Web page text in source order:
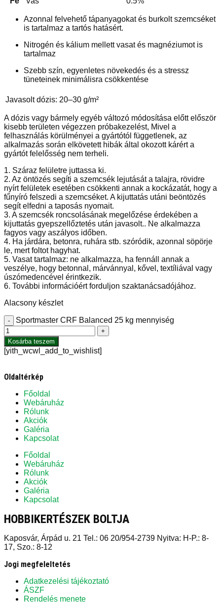
Azonnal felvehető tápanyagokat és burkolt szemcséket
is tartalmaz a tartós hatásért.
Nitrogén és kálium mellett vasat és magnéziumot is
tartalmaz
Szebb szín, egyenletes növekedés és a stressz
tüneteinek minimálisra csökkentése
Javasolt dózis: 20–30 g/m²
A dózis vagy bármely egyéb változó módosítása előtt először
kisebb területen végezzen próbakezelést, Mivel a
felhasználás körülményei a gyártótól függetlenek, az
alkalmazás során elkövetett hibák által okozott kárért a
gyártót felelősség nem terheli.
1. Száraz felületre juttassa ki.
2. Az öntözés segíti a szemcsék lejutását a talajra, rövidre
nyírt felületek esetében csökkenti annak a kockázatát, hogy a
fűnyíró felszedi a szemcséket. A kijuttatás utáni beöntözés
segít elfedni a taposás nyomait.
3. A szemcsék roncsolásának megelőzése érdekében a
kijuttatás gyepszellőztetés után javasolt.. Ne alkalmazza
fagyos vagy aszályos időben.
4. Ha járdára, betonra, ruhára stb. szóródik, azonnal söpörje
le, mert foltot hagyhat.
5. Vasat tartalmaz: ne alkalmazza, ha fennáll annak a
veszélye, hogy betonnal, márvánnyal, kővel, textíliával vagy
úszómedencével érintkezik.
6. További információért forduljon szaktanácsadójához.
Alacsony készlet
- Sportmaster CRF Balanced 25 kg mennyiség
+
Kosárba teszem
[yith_wcwl_add_to_wishlist]
Oldaltérkép
Főoldal
Webáruház
Rólunk
Akciók
Galéria
Kapcsolat
Főoldal
Webáruház
Rólunk
Akciók
Galéria
Kapcsolat
HOBBIKERTÉSZEK BOLTJA
Kaposvár, Árpád u. 21 Tel.: 06 20/954-2739 Nyitva: H-P.: 8-
17, Szo.: 8-12
Jogi megfeleltetés
Adatkezelési tájékoztató
ÁSZF
Rendelés menete